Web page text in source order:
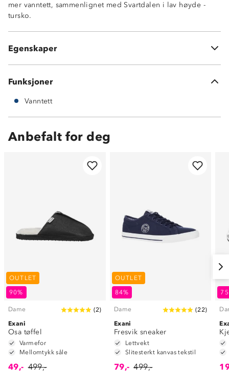
mer vanntett, sammenlignet med Svartdalen i lav høyde -
tursko.
Egenskaper
Overdel i softshell
Memory foam-innersåle
Støtdemping i yttersåle
Funksjoner
Vanntett
Anbefalt for deg
OUTLET
90%
Dame (2)
Exani
Osa tøffel
Varmefor
Mellomtykk såle
49,- 499,-
OUTLET
84%
Dame (22)
Exani
Fresvik sneaker
Lettvekt
Slitesterkt kanvas tekstil
79,- 499,-